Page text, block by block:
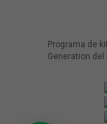
Programa de
Generation